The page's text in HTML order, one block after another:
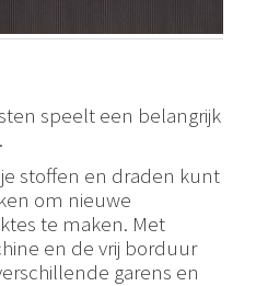
speelt een belangrijk
stoffen en draden kunt
om nieuwe
te maken. Met
en de vrij borduur
garens en